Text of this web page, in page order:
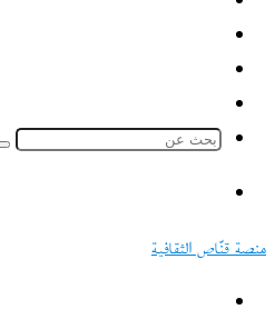
الموقع
منصة قنّاص الثقافية